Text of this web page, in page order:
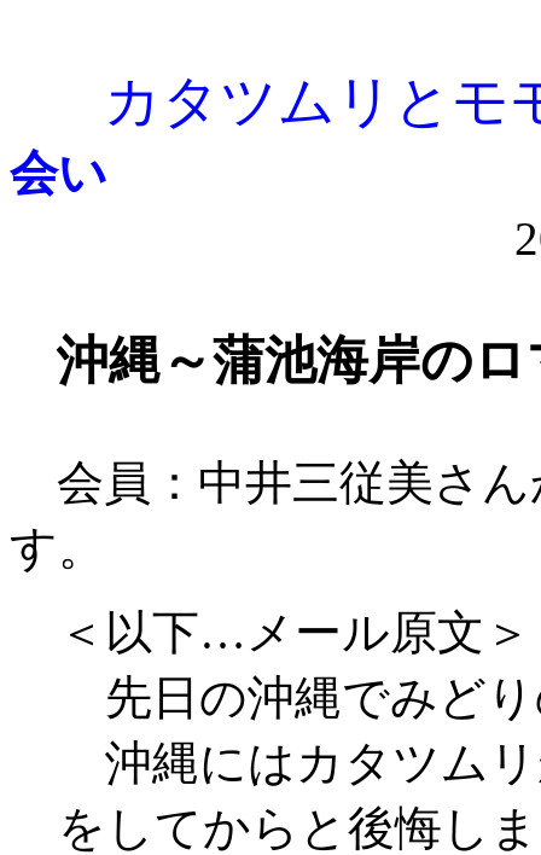
カタツムリとモ
会い
沖縄～蒲池海岸のロ
会員：中井三従美さ
す。
＜以下…メール原文＞
先日の沖縄でみど
沖縄にはカタツム
をしてからと後悔し